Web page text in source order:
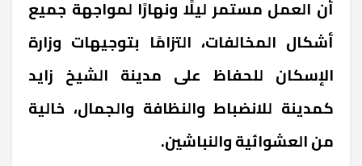
أن العمل مستمر ليلًا ونهارًا لمواجهة جميع
أشكال المخالفات، التزامًا بتوجيهات وزارة
الإسكان للحفاظ على مدينة الشيخ زايد
كمدينة للانضباط والنظافة والجمال، خالية
من العشوائية والنباشين.